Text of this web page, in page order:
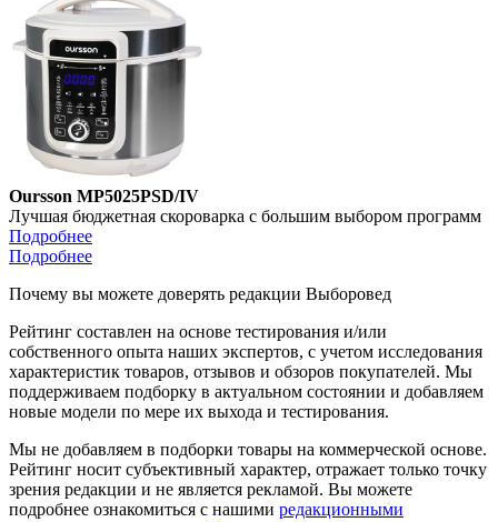
Oursson MP5025PSD/IV
Лучшая бюджетная скороварка с большим выбором программ
Подробнее
Подробнее
Почему вы можете доверять редакции Выборовед
Рейтинг составлен на основе тестирования и/или
собственного опыта наших экспертов, с учетом исследования
характеристик товаров, отзывов и обзоров покупателей. Мы
поддерживаем подборку в актуальном состоянии и добавляем
новые модели по мере их выхода и тестирования.
Мы не добавляем в подборки товары на коммерческой основе.
Рейтинг носит субъективный характер, отражает только точку
зрения редакции и не является рекламой. Вы можете
подробнее ознакомиться с нашими редакционными